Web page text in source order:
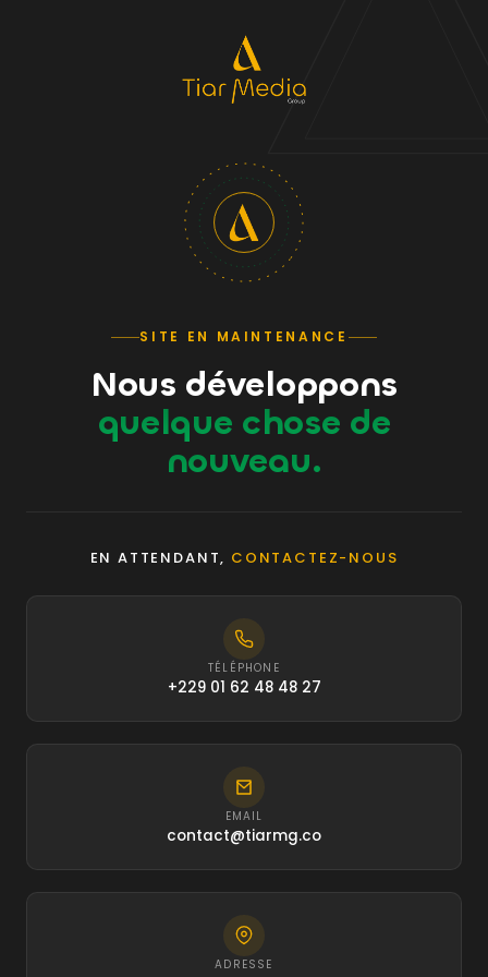
SITE EN MAINTENANCE
Nous développons
quelque chose de
nouveau.
EN ATTENDANT, CONTACTEZ-NOUS
TÉLÉPHONE
+229 01 62 48 48 27
EMAIL
contact@tiarmg.co
ADRESSE